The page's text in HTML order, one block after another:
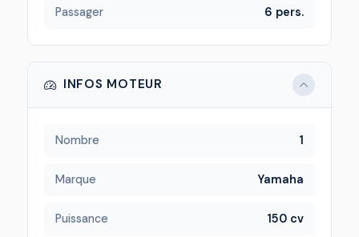
Passager 6 pers.
INFOS MOTEUR
Nombre 1
Marque Yamaha
Puissance 150 cv